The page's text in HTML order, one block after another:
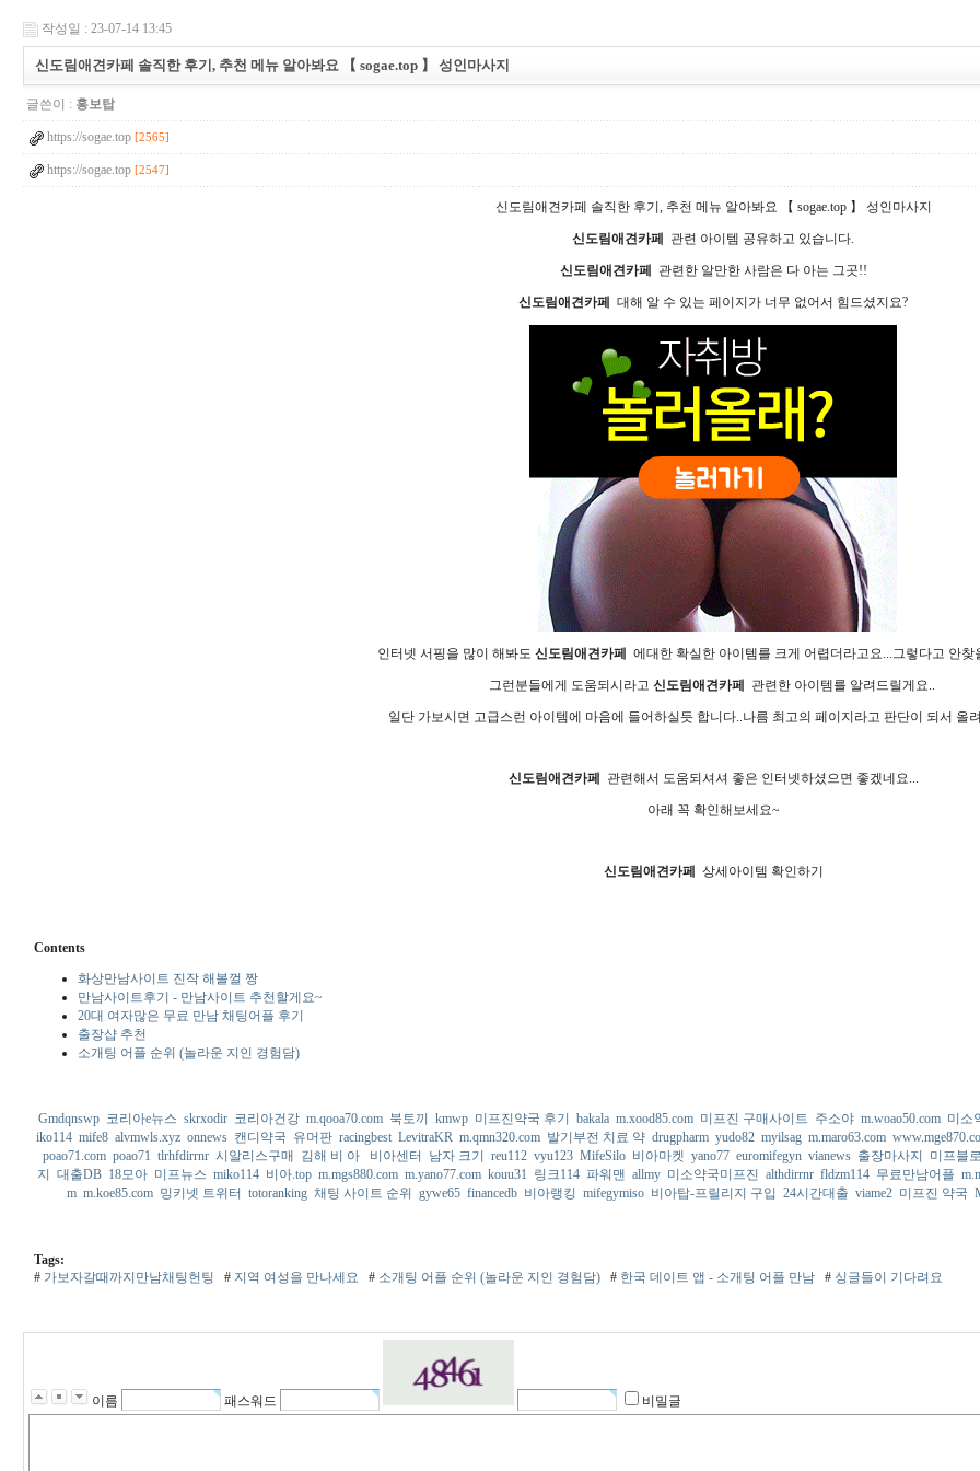
작성일 : 23-07-14 13:45
신­도­림­애­견­카­페 솔직한 후기, 추천 메뉴 알아봐요 【 sogae.top 】 성인마사지
글쓴이 : 홍보탑
https://sogae.top [2565]
https://sogae.top [2547]
신­도­림­애­견­카­페 솔직한 후기, 추천 메뉴 알아봐요 【 sogae.top 】 성인마사지
신­도­림­애­견­카­페 관련 아이템 공유하고 있습니다.
신­도­림­애­견­카­페 관련한 알만한 사람은 다 아는 그곳!!
신­도­림­애­견­카­페 대해 알 수 있는 페이지가 너무 없어서 힘드셨지요?
인터넷 서핑을 많이 해봐도 신­도­림­애­견­카­페 에대한 확실한 아이템를 크게 어렵더라고요...그렇다고 안찾
그런분들에게 도움되시라고 신­도­림­애­견­카­페 관련한 아이템를 알려드릴게요..
일단 가보시면 고급스런 아이템에 마음에 들어하실듯 합니다..나름 최고의 페이지라고 판단이 되서 올
신­도­림­애­견­카­페 관련해서 도움되셔셔 좋은 인터넷하셨으면 좋겠네요...
아래 꼭 확인해보세요~
신­도­림­애­견­카­페 상세아이템 확인하기
Contents
화상만남사이트 진작 해볼껄 짱
만남사이트후기 - 만남사이트 추천할게요~
20대 여자많은 무료 만남 채팅어플 후기
출장샵 추천
소개팅 어플 순위 (놀라운 지인 경험담)
Gmdqnswp 코리아e뉴스 skrxodir 코리아건강 m.qooa70.com 북토끼 kmwp 미프진약국 후기 bakala m.xood85.com 미프진 구매사이트 주소야 m.woao50.com 미소
iko114 mife8 alvmwls.xyz onnews 캔디약국 유머판 racingbest LevitraKR m.qmn320.com 발기부전 치료 약 drugpharm yudo82 myilsag m.maro63.com
poao71.com poao71 tlrhfdirrnr 시알리스구매 김해 비 아 비아센터 남자 크기 reu112 vyu123 MifeSilo 비아마켓 yano77 euromifegyn vianews 출장마사지 미프블
지
대출DB 18모아 미프뉴스 miko114 비아.top m.mgs880.com m.yano77.com kouu31 링크114 파워맨 allmy 미소약국미프진 althdirrnr fldzm114 무료만남어플
m m.koe85.com 밍키넷 트위터 totoranking 채팅 사이트 순위 gywe65 financedb 비아랭킹 mifegymiso 비아탑-프릴리지 구입 24시간대출 viame2 미프진 약국
Tags:
#가보자갈때까지만남채팅헌팅 #지역 여성을 만나세요 #소개팅 어플 순위 (놀라운 지인 경험담)#한국 데이트 앱 - 소개팅 어플 만남#싱글들이 기다려요
이름 패스워드 비밀글